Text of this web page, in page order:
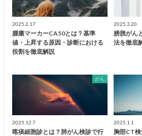
2025.2.17
腫瘍マーカーCA50とは？基準
値・上昇する原因・診断における
役割を徹底解説
2025.3.20
膀胱がん
法を徹底
がん
2025.12.7
喀痰細胞診とは？肺がん検診で行
2025.1.1
胸部CT